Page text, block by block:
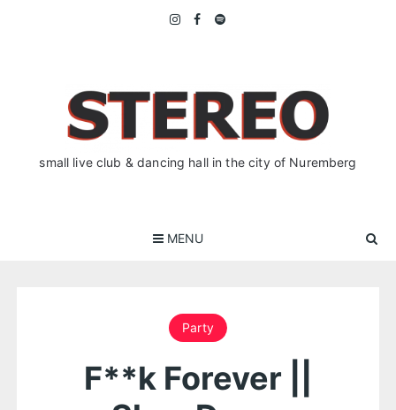
small live club & dancing hall in the city of Nuremberg
MENU
Party
F**k Forever ||